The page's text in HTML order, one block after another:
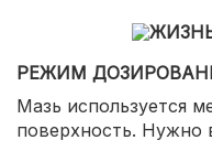
РЕЖИМ
Мазь используется
поверхность. Нужно